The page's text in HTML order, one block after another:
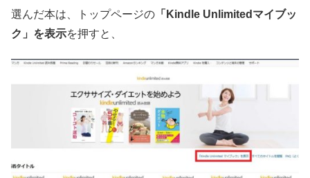
選んだ本は、トップページの 「Kindle Unlimitedマイブッ
ク」を表示を押すと、